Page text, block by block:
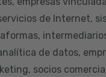
de Internet,
de datos,
socios